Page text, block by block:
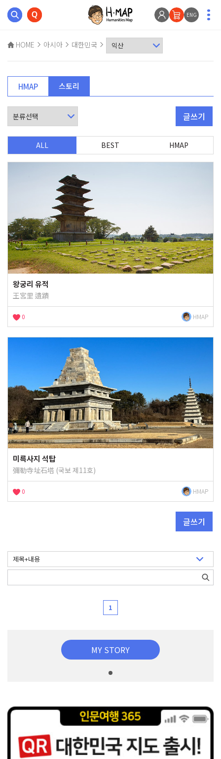
ENG
HOME 아시아 대한민국
HMAP 스토리
글쓰기
ALL BEST HMAP
왕궁리 유적
王宮里 遺蹟
0 HMAP
미륵사지 석탑
彌勒寺址石塔 (국보 제11호)
0 HMAP
글쓰기
1
MY STORY